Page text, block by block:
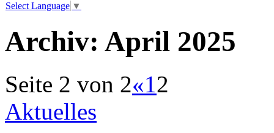
Select Language ▼
Archiv: April 2025
Seite 2 von 2«12
Aktuelles